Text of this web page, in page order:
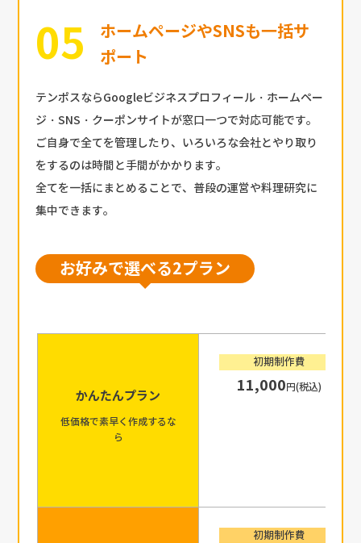
ホームページやSNSも一括サ
ポート
テンポスならGoogleビジネスプロフィール・ホームペー
ジ・SNS・クーポンサイトが窓口一つで対応可能です。
ご自身で全てを管理したり、いろいろな会社とやり取り
をするのは時間と手間がかかります。
全てを一括にまとめることで、普段の運営や料理研究に
集中できます。
お好みで選べる2プラン
かんたんプラン
低価格で素早く作成するな
ら
初期制作費
11,000円(税込)
初期制作費